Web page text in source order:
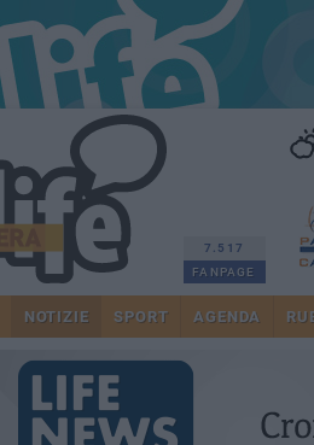
7.517
FANPAGE
NOTIZIE SPORT AGENDA